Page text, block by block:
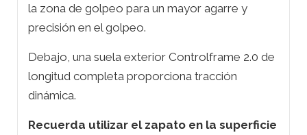
la zona de golpeo para un mayor agarre y
precisión en el golpeo.
Debajo, una suela exterior Controlframe 2.0 de
longitud completa proporciona tracción
dinámica.
Recuerda utilizar el zapato en la superficie